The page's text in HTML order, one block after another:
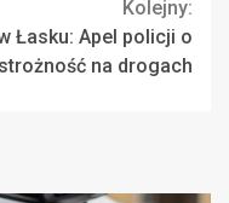
Kolejny:
Łasku: Apel policji o
na drogach